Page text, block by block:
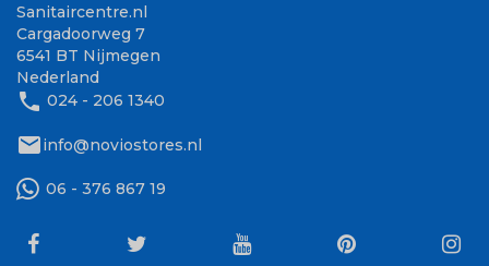
Sanitaircentre.nl
Cargadoorweg 7
6541 BT Nijmegen
Nederland
phone 024 - 206 1340
mailinfo@noviostores.nl
06 - 376 867 19